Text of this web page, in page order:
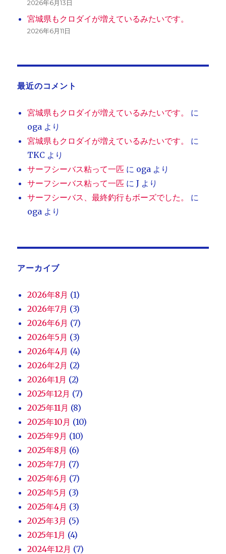
2026年6月13日
宮城県もクロダイが増えているみたいです。
2026年6月11日
最近のコメント
宮城県もクロダイが増えているみたいです。
に
oga より
宮城県もクロダイが増えているみたいです。
に
TKC より
サーフシーバス粘って一匹 に oga より
サーフシーバス粘って一匹 にJ より
サーフシーバス、最終釣行もボーズでした。
に
oga より
アーカイブ
2026年8月 (1)
2026年7月 (3)
2026年6月 (7)
2026年5月 (3)
2026年4月 (4)
2026年2月 (2)
2026年1月 (2)
2025年12月 (7)
2025年11月 (8)
2025年10月 (10)
2025年9月 (10)
2025年8月 (6)
2025年7月 (7)
2025年6月 (7)
2025年5月 (3)
2025年4月 (3)
2025年3月 (5)
2025年1月 (4)
2024年12月 (7)